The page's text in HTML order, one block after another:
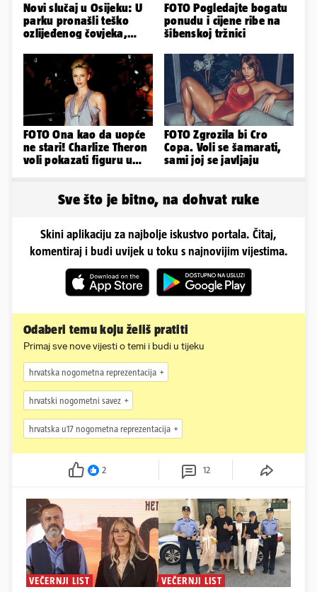
Novi slučaj u Osijeku: U
parku pronašli teško
ozlijeđenog čovjeka,
FOTO Pogledajte bogatu
ponudu i cijene ribe na
šibenskoj tržnici
FOTO Ona kao da uopće
ne stari! Charlize Theron
voli pokazati figuru u
FOTO Zgrozila bi Cro
Copa. Voli se šamarati,
sami joj se javljaju
Sve što je bitno, na dohvat ruke
Skini aplikaciju za najbolje iskustvo portala. Čitaj,
komentiraj i budi uvijek u toku s najnovijim vijestima.
Odaberi temu koju želiš pratiti
Primaj sve nove vijesti o temi i budi u tijeku
hrvatska nogometna reprezentacija
hrvatski nogometni savez
hrvatska u17 nogometna reprezentacija
2 12